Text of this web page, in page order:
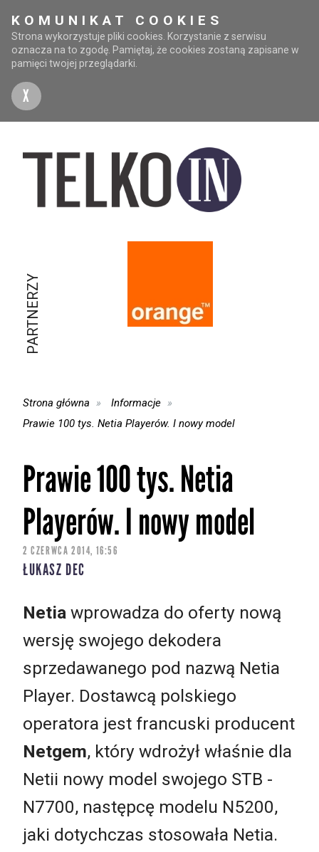
KOMUNIKAT COOKIES
Strona wykorzystuje pliki cookies. Korzystanie z serwisu
oznacza na to zgodę. Pamiętaj, że cookies zostaną zapisane w
pamięci twojej przeglądarki.
X
PARTNERZY
Strona główna
Informacje
Prawie 100 tys. Netia Playerów. I nowy model
Prawie 100 tys. Netia
Playerów. I nowy model
2 CZERWCA 2014, 16:56
ŁUKASZ DEC
Netia wprowadza do oferty nową
wersję swojego dekodera
sprzedawanego pod nazwą Netia
Player. Dostawcą polskiego
operatora jest francuski producent
Netgem, który wdrożył właśnie dla
Netii nowy model swojego STB -
N7700, następcę modelu N5200,
jaki dotychczas stosowała Netia.